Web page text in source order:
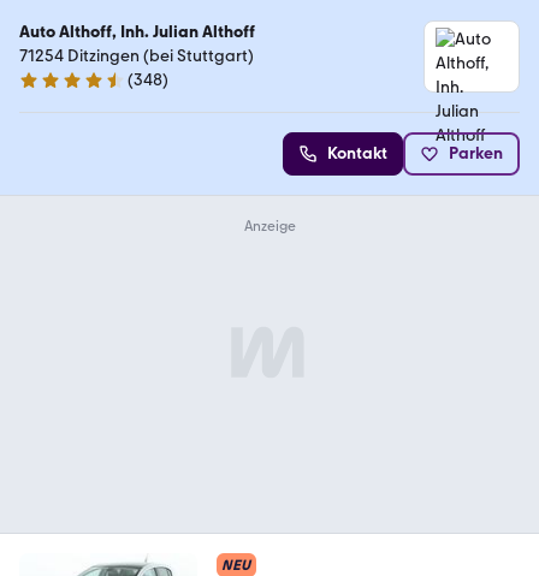
Auto Althoff, Inh. Julian Althoff
71254 Ditzingen (bei Stuttgart)
4.7 Sterne
(348)
Kontakt Parken
NEU